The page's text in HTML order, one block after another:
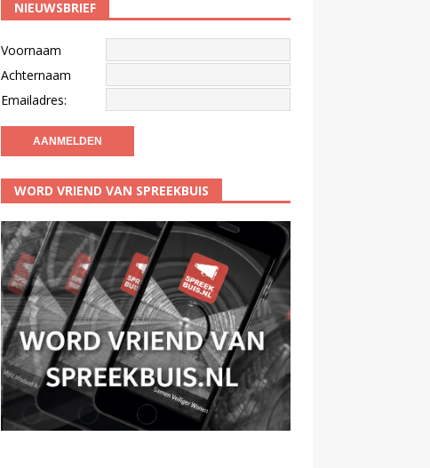
NIEUWSBRIEF
Voornaam
Achternaam
Emailadres:
WORD VRIEND VAN SPREEKBUIS